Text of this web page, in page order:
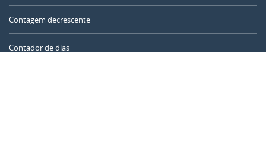
Contagem decrescente
Contador de dias